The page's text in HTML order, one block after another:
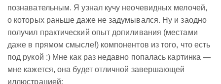
познавательным. Я узнал кучу неочевидных мелочей,
о которых раньше даже не задумывался. Ну и заодно
получил практический опыт допиливания (местами
даже в прямом смысле!) компонентов из того, что есть
под рукой :) Мне как раз недавно попалась картинка —
мне кажется, она будет отличной завершающей
иллюстрацией: